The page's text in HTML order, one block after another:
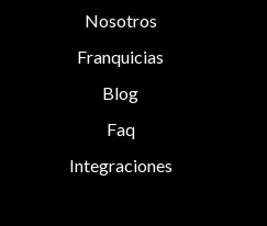
Nosotros
Franquicias
Blog
Faq
Integraciones